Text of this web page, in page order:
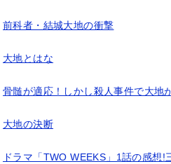
前科者・結城大地の衝撃
大地とはな
骨髄が適応！しかし殺人事件で大地
大地の決断
ドラマ「TWO WEEKS」1話の感想!